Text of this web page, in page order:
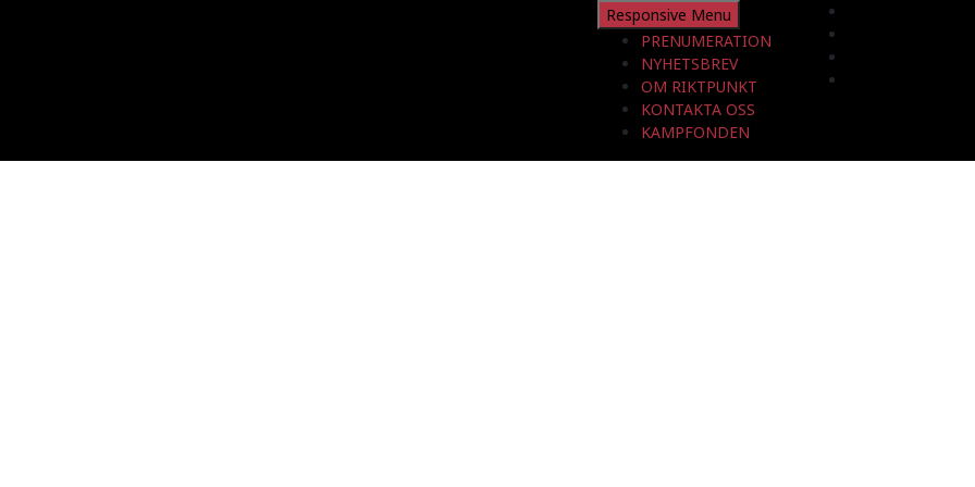
Responsive Menu
PRENUMERATION
NYHETSBREV
OM RIKTPUNKT
KONTAKTA OSS
KAMPFONDEN